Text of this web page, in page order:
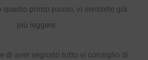
questo primo passo, vi sentirete già
più leggere.
di aver segnato tutto vi consiglio di